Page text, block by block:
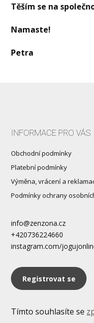
Těším se na
Namaste!
Petra
INFORMACE PRO VÁS
Obchodní podmínky
Platební podmínky
Výměna, vrácení a
Podmínky ochrany
info@zenzona.cz
+420736224660
instagram.com/
Registrovat se
Tímto souhlasíte se